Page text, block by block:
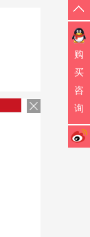
购
买
咨
询